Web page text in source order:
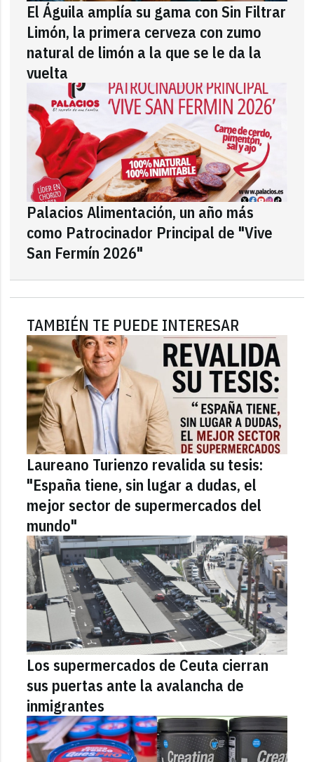
El Águila amplía su gama con Sin Filtrar
Limón, la primera cerveza con zumo
natural de limón a la que se le da la
vuelta
Palacios Alimentación, un año más
como Patrocinador Principal de "Vive
San Fermín 2026"
TAMBIÉN TE PUEDE INTERESAR
Laureano Turienzo revalida su tesis:
"España tiene, sin lugar a dudas, el
mejor sector de supermercados del
mundo"
Los supermercados de Ceuta cierran
sus puertas ante la avalancha de
inmigrantes